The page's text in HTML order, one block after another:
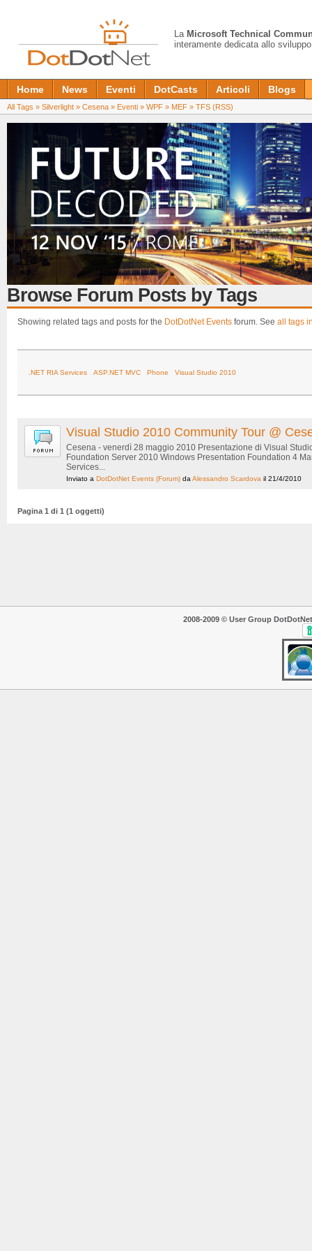
La Microsoft Technical
interamente dedicata allo
Home News Eventi DotCasts Articoli Blogs
All Tags » Silverlight » Cesena » Eventi » WPF » MEF » TFS (RSS)
Browse Forum Posts by Tags
Showing related tags and posts for the DotDotNet Events forum. See all tags
.NET RIA Services ASP.NET MVC Phone Visual Studio 2010
Visual Studio 2010 Community Tour @
Cesena - venerdì 28 maggio 2010 Presentazione di Visual
Foundation Server 2010 Windows Presentation Foundation 4
Services...
Inviato a DotDotNet Events (Forum) daAlessandro Scardova il 21/4/2010
Pagina 1 di 1 (1 oggetti)
2008-2009 © User Group